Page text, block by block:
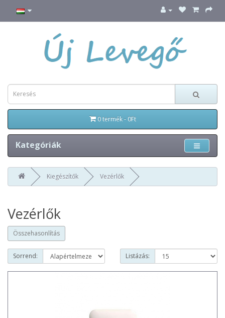
0 termék - 0Ft
Kategóriák
Kiegészítők Vezérlők
Vezérlők
Összehasonlítás
Sorrend: Listázás: